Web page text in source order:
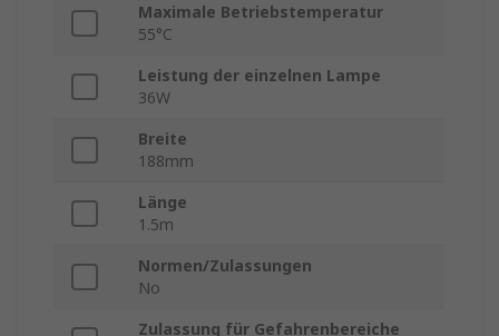
Maximale Betriebstemperatur
55°C
Leistung der einzelnen Lampe
36W
Breite
188mm
Länge
1.5m
Normen/Zulassungen
No
Zulassung für Gefahrenbereiche